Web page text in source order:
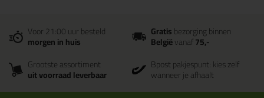
Voor 21:00 uur besteld
morgen in huis
Gratisbezorging binnen
Belgiëvanaf75,-
Grootste assortiment
uit voorraad leverbaar
Bpost pakjespunt: kies zelf
wanneer je afhaalt